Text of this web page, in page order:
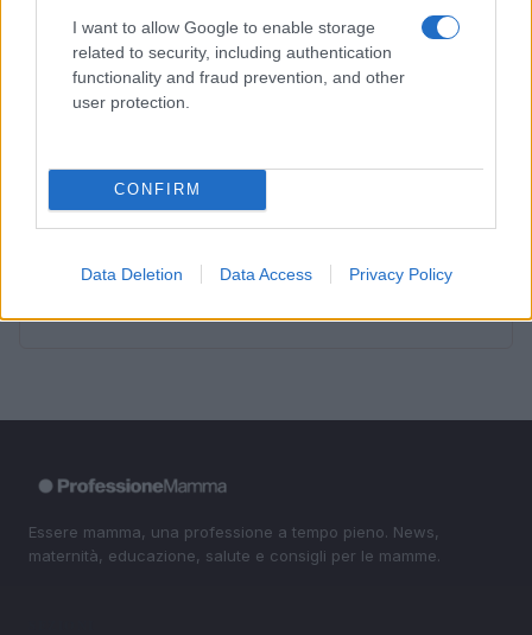
I want to allow Google to enable storage
related to security, including authentication
functionality and fraud prevention, and other
user protection.
CONFIRM
Data Deletion Data Access Privacy Policy
Diritti delle lavoratrici in gravidanza: guida completa e
aggiornata
Scopri il Dyson V15 Detect Absolute: l’aspirapolvere
innovativo per la tua casa
parlarne
4 Aiuti famiglie: tutto quello che devi sapere sui supporti
La magia delle giostre: un viaggio tra passato e
Essere mamma, una professione a tempo pieno. News,
maternità, educazione, salute e consigli per le mamme.